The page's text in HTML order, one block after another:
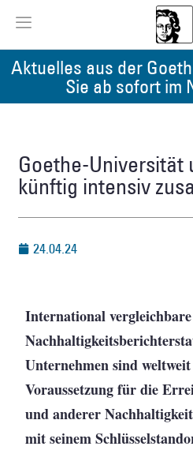
Aktuelles aus der
Sie ab sofort im
Goethe-Universität
künftig intensiv
24.04.24
International
Unternehmen sind
Voraussetzung für die
und anderer
mit seinem